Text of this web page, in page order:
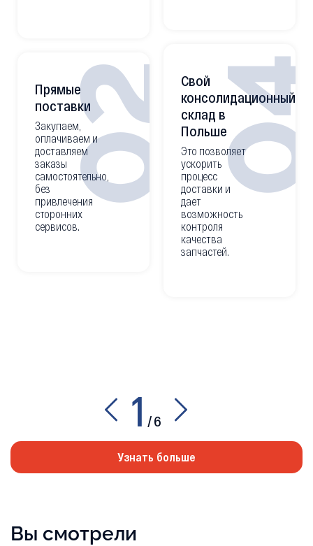
02
Прямые
поставки
Закупаем,
оплачиваем и
доставляем
заказы
самостоятельно,
без
привлечения
сторонних
сервисов.
Свой
консолидационный
склад в
Польше
Это позволяет
ускорить
процесс
доставки и
дает
возможность
контроля
качества
запчастей.
1 /6
Узнать больше
Вы смотрели